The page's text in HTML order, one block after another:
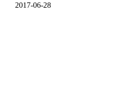
2017-06-28